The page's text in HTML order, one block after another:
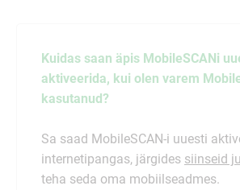
Kuidas saan äpis MobileSCANi
aktiveerida, kui olen varem
kasutanud?
Sa saad MobileSCAN-i uuesti
internetipangas, järgides siinseid
teha seda oma mobiilseadmes.